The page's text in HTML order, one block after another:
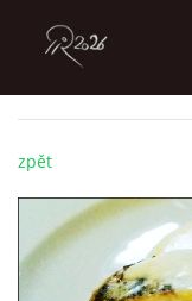
GALERIE
KONTAKT
zpět